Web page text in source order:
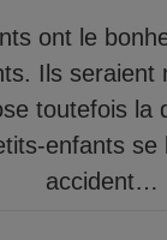
ont le
Ils seraient
toutefois la
enfants
accident…